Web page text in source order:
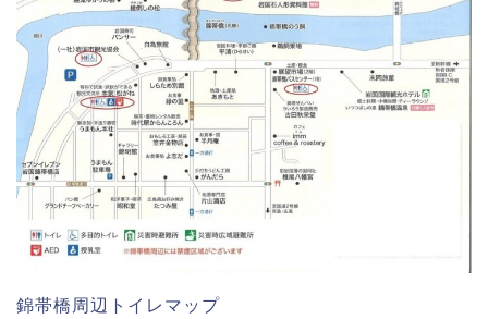
錦帯橋周辺トイレマップ